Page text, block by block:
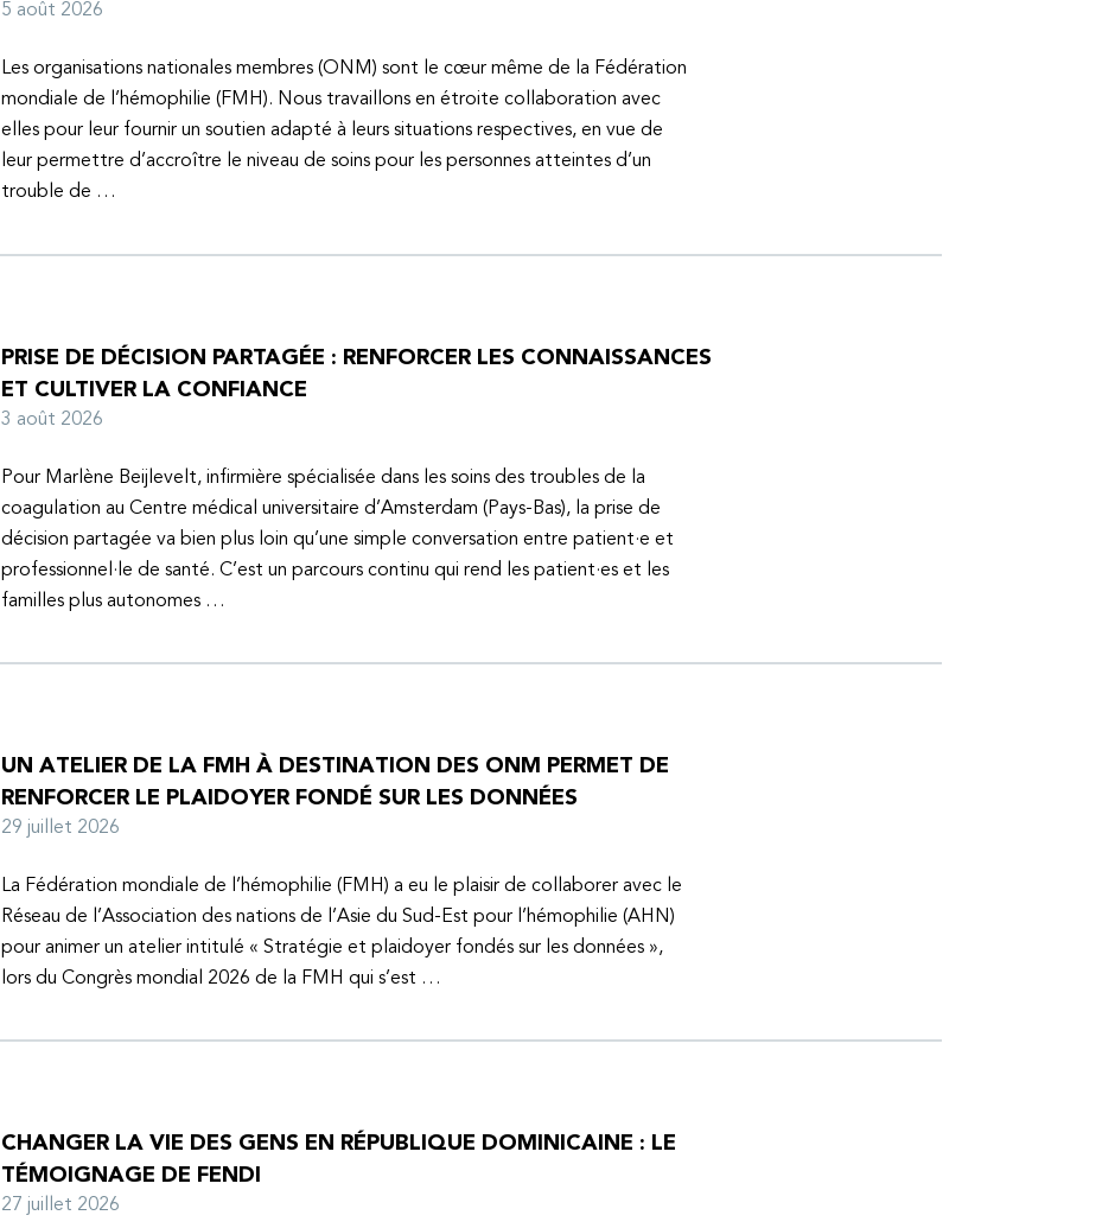
5 août 2026
Les organisations nationales membres (ONM) sont le cœur même de la Fédération
mondiale de l’hémophilie (FMH). Nous travaillons en étroite collaboration avec
elles pour leur fournir un soutien adapté à leurs situations respectives, en vue de
leur permettre d’accroître le niveau de soins pour les personnes atteintes d’un
trouble de …
PRISE DE DÉCISION PARTAGÉE : RENFORCER LES CONNAISSANCES
ET CULTIVER LA CONFIANCE
3 août 2026
Pour Marlène Beijlevelt, infirmière spécialisée dans les soins des troubles de la
coagulation au Centre médical universitaire d’Amsterdam (Pays-Bas), la prise de
décision partagée va bien plus loin qu’une simple conversation entre patient·e et
professionnel·le de santé. C’est un parcours continu qui rend les patient·es et les
familles plus autonomes …
UN ATELIER DE LA FMH À DESTINATION DES ONM PERMET DE
RENFORCER LE PLAIDOYER FONDÉ SUR LES DONNÉES
29 juillet 2026
La Fédération mondiale de l’hémophilie (FMH) a eu le plaisir de collaborer avec le
Réseau de l’Association des nations de l’Asie du Sud-Est pour l’hémophilie (AHN)
pour animer un atelier intitulé « Stratégie et plaidoyer fondés sur les données »,
lors du Congrès mondial 2026 de la FMH qui s’est …
CHANGER LA VIE DES GENS EN RÉPUBLIQUE DOMINICAINE : LE
TÉMOIGNAGE DE FENDI
27 juillet 2026